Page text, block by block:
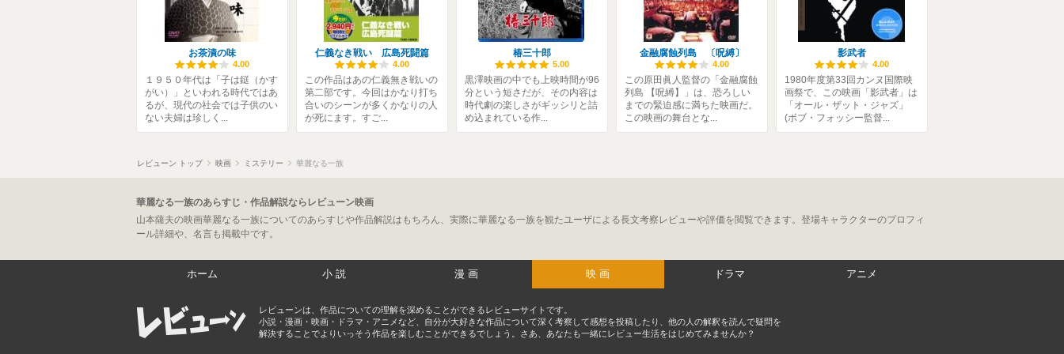
お茶漬の味
4.00
１９５０年代は「子は鎹（かす
がい）」といわれる時代ではあ
るが、現代の社会では子供のい
ない夫婦は珍しく...
仁義なき戦い 広島死闘篇
4.00
この作品はあの仁義無き戦いの
第二部です。今回はかなり打ち
合いのシーンが多くかなりの人
が死にます。すご...
椿三十郎
5.00
黒澤映画の中でも上映時間が96
分という短さだが、その内容は
時代劇の楽しさがギッシリと詰
め込まれている作...
金融腐蝕列島 〔呪縛〕
4.00
この原田眞人監督の「金融腐蝕
列島 【呪縛】」は、恐ろしい
までの緊迫感に満ちた映画だ。
この映画の舞台とな...
影武者
4.00
1980年度第33回カンヌ国際映
画祭で、この映画「影武者」は
「オール・ザット・ジャズ」
(ボブ・フォッシー監督...
レビューン トップ 映画 ミステリー 華麗なる一族
華麗なる一族のあらすじ・作品解説ならレビューン映画
山本薩夫の映画華麗なる一族についてのあらすじや作品解説はもちろん、実際に華麗なる一族を観たユーザによる長文考察レビューや評価を閲覧できます。登場キャラクターのプロフィ
ール詳細や、名言も掲載中です。
ホーム 小説 漫画 映画 ドラマ アニメ
レビューンは、作品についての理解を深めることができるレビューサイトです。
小説・漫画・映画・ドラマ・アニメなど、自分が大好きな作品について深く考察して感想を投稿したり、他の人の解釈を読んで疑問を
解決することでよりいっそう作品を楽しむことができるでしょう。さあ、あなたも一緒にレビュー生活をはじめてみませんか？